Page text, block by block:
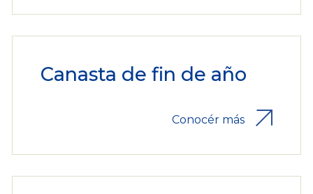
Canasta de fin de año
Conocér más